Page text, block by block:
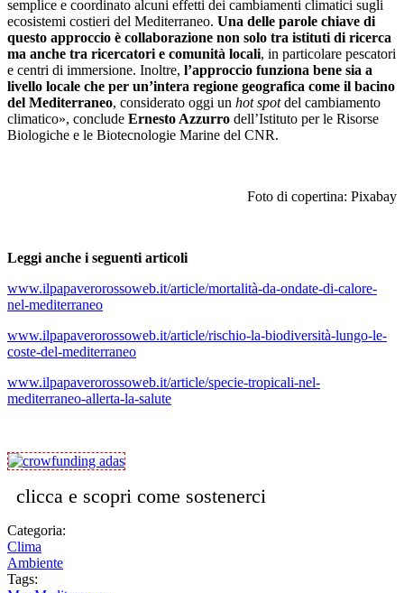
semplice e coordinato alcuni effetti dei cambiamenti climatici sugli
ecosistemi costieri del Mediterraneo. Una delle parole chiave di
questo approccio è collaborazione non solo tra istituti di ricerca
ma anche tra ricercatori e comunità locali, in particolare pescatori
e centri di immersione. Inoltre, l’approccio funziona bene sia a
livello locale che per un’intera regione geografica come il bacino
del Mediterraneo, considerato oggi un hot spotdel cambiamento
climatico», conclude Ernesto Azzurro dell’Istituto per le Risorse
Biologiche e le Biotecnologie Marine del CNR.
Foto di copertina: Pixabay
Leggi anche i seguenti articoli
www.ilpapaverorossoweb.it/article/mortalità-da-ondate-di-calore-
nel-mediterraneo
www.ilpapaverorossoweb.it/article/rischio-la-biodiversità-lungo-le-
coste-del-mediterraneo
www.ilpapaverorossoweb.it/article/specie-tropicali-nel-
mediterraneo-allerta-la-salute
clicca e scopri come sostenerci
Categoria:
Clima
Ambiente
Tags: